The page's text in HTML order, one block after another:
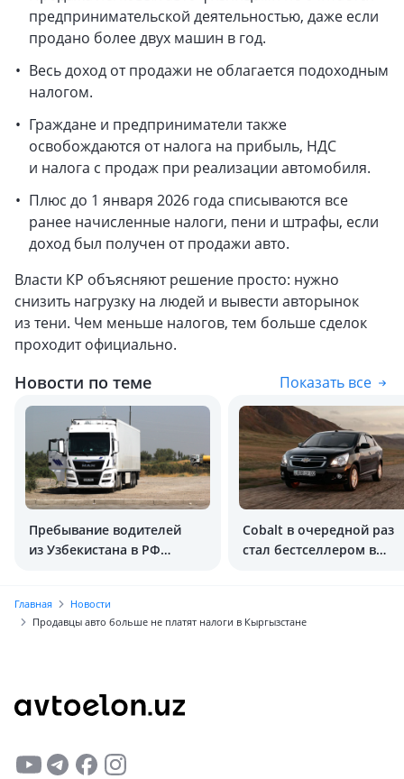
предпринимательской деятельностью, даже если
продано более двух машин в год.
Весь доход от продажи не облагается подоходным
налогом.
Граждане и предприниматели также
освобождаются от налога на прибыль, НДС
и налога с продаж при реализации автомобиля.
Плюс до 1 января 2026 года списываются все
ранее начисленные налоги, пени и штрафы, если
доход был получен от продажи авто.
Власти КР объясняют решение просто: нужно
снизить нагрузку на людей и вывести авторынок
из тени. Чем меньше налогов, тем больше сделок
проходит официально.
Новости по теме Показать все
Пребывание водителей
из Узбекистана в РФ
Cobalt в очередной раз
стал бестселлером в
Главная
Новости
Продавцы авто больше не платят налоги в Кыргызстане